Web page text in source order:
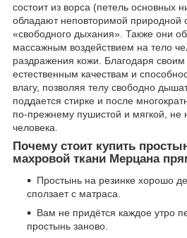
состоит из ворса (петель основных
обладают неповторимой природной
«свободного дыхания». Также они
массажным воздействием на тело
раздражения кожи. Благодаря
естественным качествам и
влагу, позволяя телу свободно
поддается стирке и после
по-прежнему пушистой и мягкой, не
человека.
Почему стоит купить
махровой ткани Мерцана
Простынь на резинке хорошо
сползает с матраса.
Вам не придётся каждое утро
простынь заново.